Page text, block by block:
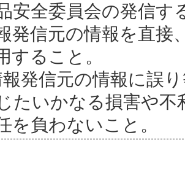
安全委員会の発信す
発信元の情報を直接
すること。
発信元の情報に誤
たいかなる損害や
を負わないこと。